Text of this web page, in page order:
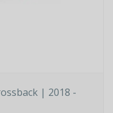
| 2018 -